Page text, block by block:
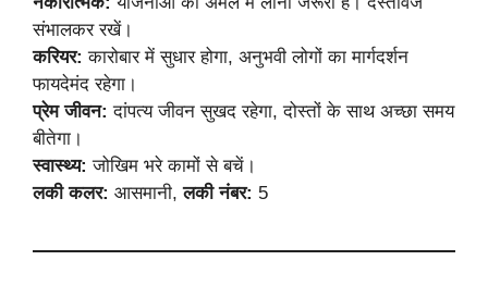
संभालकर रखें।
करियर: कारोबार में सुधार होगा, अनुभवी लोगों का मार्गदर्शन
फायदेमंद रहेगा।
प्रेम जीवन: दांपत्य जीवन सुखद रहेगा, दोस्तों के साथ अच्छा समय
बीतेगा।
स्वास्थ्य: जोखिम भरे कामों से बचें।
लकी कलर: आसमानी,लकी नंबर: 5